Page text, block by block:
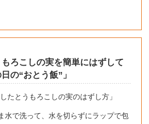
ろこしの実を簡単にはずして
の“おとう飯”」
たとうもろこしの実のはずし方」
水で洗って、水を切らずにラップで包